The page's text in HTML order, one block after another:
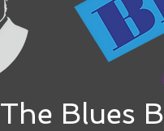
The Blues